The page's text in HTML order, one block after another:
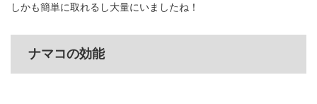
しかも簡単に取れるし大量にいましたね！
ナマコの効能